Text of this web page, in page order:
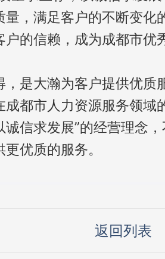
量，满足客户的不断变化
户的信赖，成为成都市优
，是大瀚为客户提供优质
成都市人力资源服务领域
诚信求发展”的经营理念
优质的服务。
返回列表